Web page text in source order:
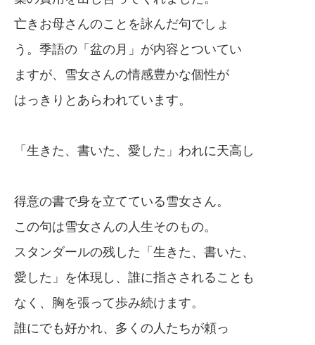
亡きお母さんのことを詠んだ句でしょ
う。季語の「盆の月」が内容とついてい
ますが、雪女さんの情感豊かな個性が
はっきりとあらわれています。
「生きた、書いた、愛した」われに天高し
得意の書で身を立てている雪女さん。
この句は雪女さんの人生そのもの。
スタンダールの残した「生きた、書いた、
愛した」を体現し、誰に指さされることも
なく、胸を張って歩み続けます。
誰にでも好かれ、多くの人たちが頼っ